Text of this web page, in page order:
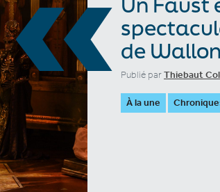
de
Publié parThiebaut
À la une